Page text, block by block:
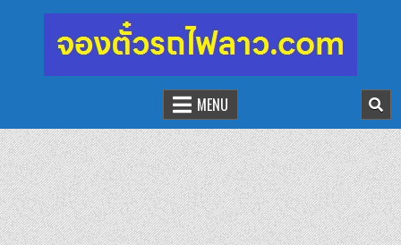
จองตั๋วรถไฟลาว-จีน
นั่งรถไฟเที่ยวประเทศลาว
MENU